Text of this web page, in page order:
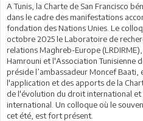
A Tunis, la Charte de San Francisco
dans le cadre des manifestations
fondation des Nations Unies. Le
octobre 2025 le Laboratoire de
relations Maghreb-Europe
Hamrouni et l'Association Tunisienne
préside l’ambassadeur Moncef Baati,
l'application et des apports de la
de l'évolution du droit international
international. Un colloque où le
cet été, est fort présent.